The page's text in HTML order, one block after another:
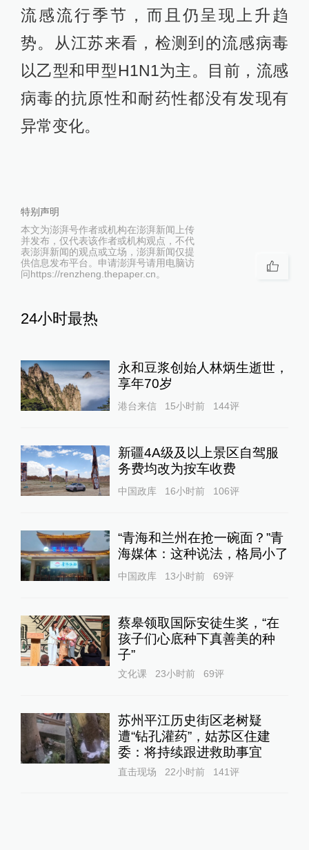
流感流行季节，而且仍呈现上升趋
势。从江苏来看，检测到的流感病毒
以乙型和甲型H1N1为主。目前，流感
病毒的抗原性和耐药性都没有发现有
异常变化。
特别声明
本文为澎湃号作者或机构在澎湃新闻上传
并发布，仅代表该作者或机构观点，不代
表澎湃新闻的观点或立场，澎湃新闻仅提
供信息发布平台。申请澎湃号请用电脑访
问https://renzheng.thepaper.cn。
24小时最热
永和豆浆创始人林炳生逝世，
享年70岁
港台来信 15小时前 144评
新疆4A级及以上景区自驾服
务费均改为按车收费
中国政库 16小时前 106评
“青海和兰州在抢一碗面？”青
海媒体：这种说法，格局小了
中国政库 13小时前 69评
蔡皋领取国际安徒生奖，“在
孩子们心底种下真善美的种
子”
文化课 23小时前 69评
苏州平江历史街区老树疑
遭“钻孔灌药”，姑苏区住建
委：将持续跟进救助事宜
直击现场 22小时前 141评